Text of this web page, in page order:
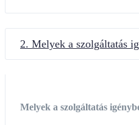
2. Melyek a szolgáltatás
Melyek a szolgáltatás